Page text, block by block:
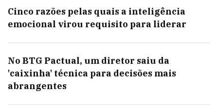
Cinco razões pelas quais a inteligência
emocional virou requisito para liderar
No BTG Pactual, um diretor saiu da
'caixinha' técnica para decisões mais
abrangentes